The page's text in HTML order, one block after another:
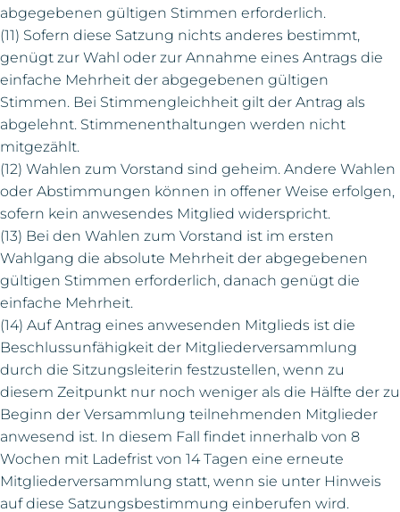
abgegebenen gültigen Stimmen erforderlich.
(11) Sofern diese Satzung nichts anderes bestimmt,
genügt zur Wahl oder zur Annahme eines Antrags die
einfache Mehrheit der abgegebenen gültigen
Stimmen. Bei Stimmengleichheit gilt der Antrag als
abgelehnt. Stimmenenthaltungen werden nicht
mitgezählt.
(12) Wahlen zum Vorstand sind geheim. Andere Wahlen
oder Abstimmungen können in offener Weise erfolgen,
sofern kein anwesendes Mitglied widerspricht.
(13) Bei den Wahlen zum Vorstand ist im ersten
Wahlgang die absolute Mehrheit der abgegebenen
gültigen Stimmen erforderlich, danach genügt die
einfache Mehrheit.
(14) Auf Antrag eines anwesenden Mitglieds ist die
Beschlussunfähigkeit der Mitgliederversammlung
durch die Sitzungsleiterin festzustellen, wenn zu
diesem Zeitpunkt nur noch weniger als die Hälfte der zu
Beginn der Versammlung teilnehmenden Mitglieder
anwesend ist. In diesem Fall findet innerhalb von 8
Wochen mit Ladefrist von 14 Tagen eine erneute
Mitgliederversammlung statt, wenn sie unter Hinweis
auf diese Satzungsbestimmung einberufen wird.